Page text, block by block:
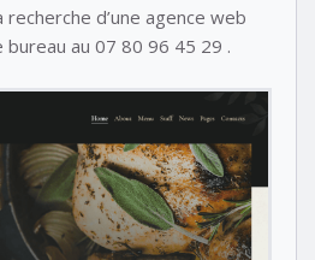
recherche d’une agence web
au 07 80 96 45 29 .